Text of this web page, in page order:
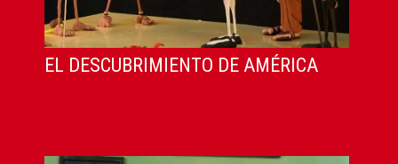
EL DESCUBRIMIENTO DE AMÉRICA